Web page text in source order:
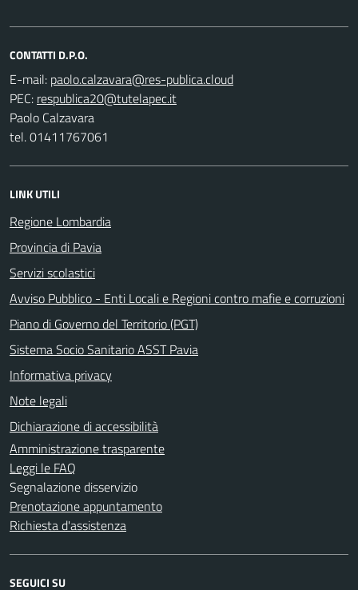
CONTATTI D.P.O.
E-mail:
PEC:
Paolo Calzavara
tel. 01411767061
LINK UTILI
Regione Lombardia
Provincia di Pavia
Servizi scolastici
Avviso Pubblico - Enti Locali e Regioni contro mafie e corruzioni
Piano di Governo del Territorio (PGT)
Sistema Socio Sanitario ASST Pavia
Informativa privacy
Note legali
Dichiarazione di accessibilità
Amministrazione trasparente
Leggi le FAQ
Segnalazione disservizio
Prenotazione appuntamento
Richiesta d'assistenza
SEGUICI SU